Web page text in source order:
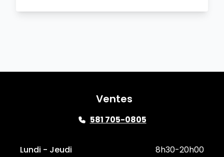
Ventes
581 705-0805
Lundi - Jeudi 8h30-20h00